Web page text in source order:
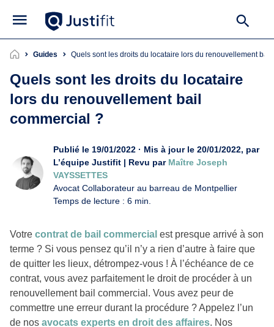
Guides Quels sont les droits du locataire lors du renouvellement
Quels sont les droits du locataire
lors du renouvellement bail
commercial ?
Publié le 19/01/2022 · Mis à jour le 20/01/2022, par
L’équipe Justifit | Revu par Maître Joseph
VAYSSETTES
Avocat Collaborateur au barreau de Montpellier
Temps de lecture : 6 min.
Votre contrat de bail commercial est presque arrivé à son
terme ? Si vous pensez qu’il n’y a rien d’autre à faire que
de quitter les lieux, détrompez-vous ! À l’échéance de ce
contrat, vous avez parfaitement le droit de procéder à un
renouvellement bail commercial. Vous avez peur de
commettre une erreur durant la procédure ? Appelez l’un
de nos avocats experts en droit des affaires. Nos